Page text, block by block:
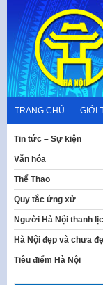
content
TRANG CHỦ GIỚI
Tin tức – Sự kiện
Văn hóa
Thể Thao
Quy tắc ứng xử
Người Hà Nội thanh
Hà Nội đẹp và chưa
Tiêu điểm Hà Nội